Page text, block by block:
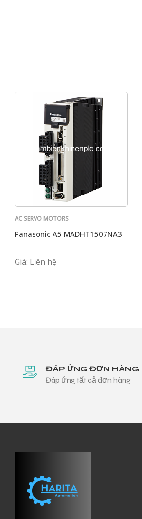
AC SERVO MOTORS
Panasonic A5 MADHT1507NA3
Giá: Liên hệ
ĐÁP ỨNG ĐƠN HÀNG
Đáp ứng tất cả đơn hàng